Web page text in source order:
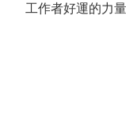
工作者好運的力